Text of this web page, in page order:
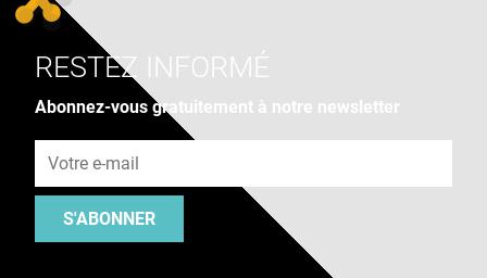
RESTEZ INFORMÉ
Abonnez-vous gratuitement à notre newsletter
S'ABONNER